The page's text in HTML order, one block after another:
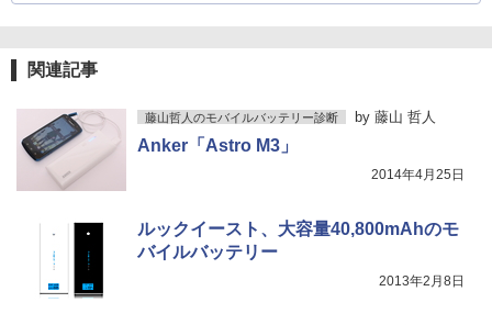
関連記事
藤山哲人のモバイルバッテリー診断 by 藤山 哲人
Anker「Astro M3」
2014年4月25日
ルックイースト、大容量40,800mAhのモ
バイルバッテリー
2013年2月8日